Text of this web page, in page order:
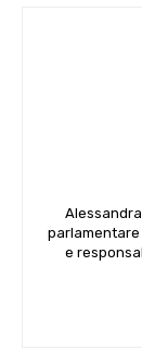
parlamentare
e